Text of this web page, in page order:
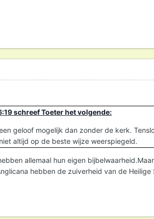
schreef Toeter het volgende:
geloof mogelijk dan zonder de kerk.
altijd op de beste wijze weerspiegeld.
allemaal hun eigen
hebben de zuiverheid van de